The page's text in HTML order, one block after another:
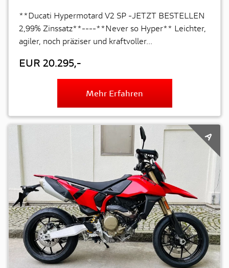
**Ducati Hypermotard V2 SP -JETZT BESTELLEN
2,99% Zinssatz**----**Never so Hyper** Leichter,
agiler, noch präziser und kraftvoller...
EUR 20.295,-
Mehr Erfahren
A